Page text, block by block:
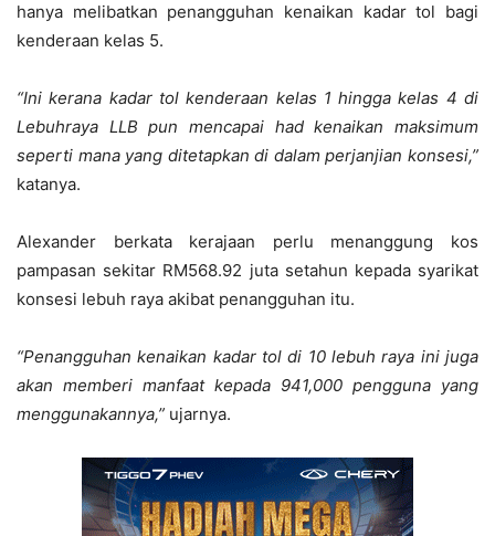
hanya melibatkan penangguhan kenaikan kadar tol bagi
kenderaan kelas 5.
“Ini kerana kadar tol kenderaan kelas 1 hingga kelas 4 di
Lebuhraya LLB pun mencapai had kenaikan maksimum
seperti mana yang ditetapkan di dalam perjanjian konsesi,”
katanya.
Alexander berkata kerajaan perlu menanggung kos
pampasan sekitar RM568.92 juta setahun kepada syarikat
konsesi lebuh raya akibat penangguhan itu.
“Penangguhan kenaikan kadar tol di 10 lebuh raya ini juga
akan memberi manfaat kepada 941,000 pengguna yang
menggunakannya,” ujarnya.